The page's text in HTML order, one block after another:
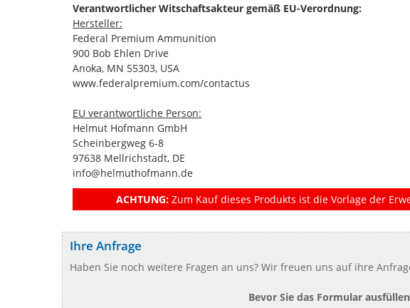
Verantwortlicher Witschaftsakteur gemäß EU-Verordnung:
Hersteller:
Federal Premium Ammunition
900 Bob Ehlen Drive
Anoka, MN 55303, USA
www.federalpremium.com/contactus
EU verantwortliche Person:
Helmut Hofmann GmbH
Scheinbergweg 6-8
97638 Mellrichstadt, DE
info@helmuthofmann.de
ACHTUNG: Zum Kauf dieses Produkts ist die Vorlage der
Ihre Anfrage
Haben Sie noch weitere Fragen an uns? Wir freuen uns auf ihre
Bevor Sie das Formular